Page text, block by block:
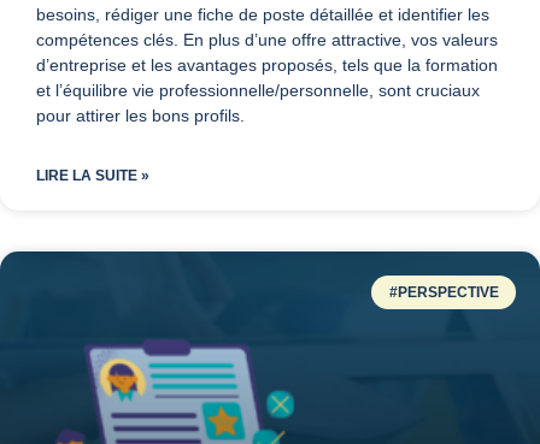
besoins, rédiger une fiche de poste détaillée et identifier les
compétences clés. En plus d’une offre attractive, vos valeurs
d’entreprise et les avantages proposés, tels que la formation
et l’équilibre vie professionnelle/personnelle, sont cruciaux
pour attirer les bons profils.
LIRE LA SUITE »
#PERSPECTIVE